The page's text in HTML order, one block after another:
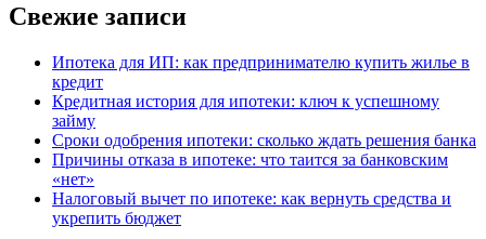
Свежие записи
Ипотека для ИП: как предпринимателю купить жилье в
кредит
Кредитная история для ипотеки: ключ к успешному
займу
Сроки одобрения ипотеки: сколько ждать решения банка
Причины отказа в ипотеке: что таится за банковским
«нет»
Налоговый вычет по ипотеке: как вернуть средства и
укрепить бюджет